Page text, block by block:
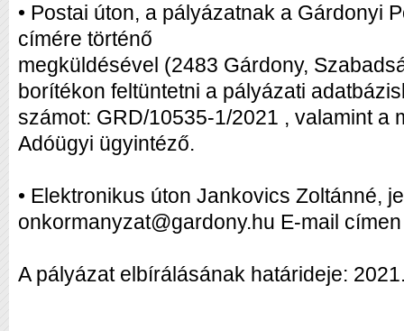
• Postai úton, a pályázatnak a Gárdonyi
címére történő
megküldésével (2483 Gárdony,
borítékon feltüntetni a pályázati
számot: GRD/10535-1/2021 , valamint a
Adóügyi ügyintéző.
• Elektronikus úton Jankovics Zoltánné,
onkormanyzat@gardony.hu E-mail
A pályázat elbírálásának határideje: